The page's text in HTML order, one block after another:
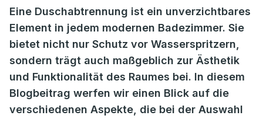
Eine Duschabtrennung ist ein unverzichtbares
Element in jedem modernen Badezimmer. Sie
bietet nicht nur Schutz vor Wasserspritzern,
sondern trägt auch maßgeblich zur Ästhetik
und Funktionalität des Raumes bei. In diesem
Blogbeitrag werfen wir einen Blick auf die
verschiedenen Aspekte, die bei der Auswahl